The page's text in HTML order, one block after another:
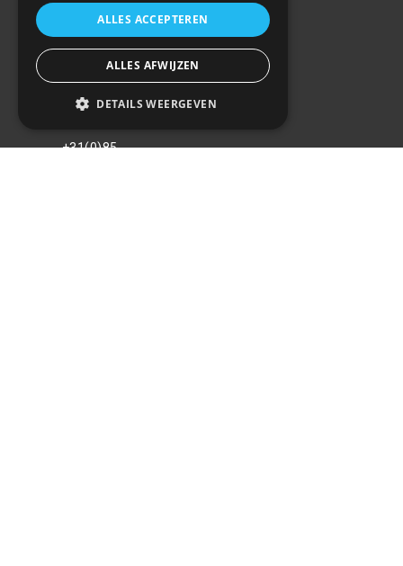
alles aan de
beste
service & prijs
te bieden.
+31(0)85
ALLES ACCEPTEREN
ALLES AFWIJZEN
DETAILS WEERGEVEN